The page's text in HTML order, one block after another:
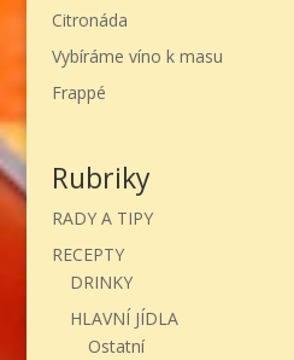
Citronáda
Vybíráme víno k masu
Frappé
Rubriky
RADY A TIPY
RECEPTY
DRINKY
HLAVNÍ JÍDLA
Ostatní